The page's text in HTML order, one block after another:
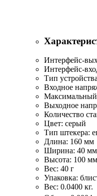
Интерфейс-
Интерфейс-
Тип
Входное
Выходное
Количество
Цвет: серый
Тип штекера:
Длина: 160 мм
Ширина: 40 мм
Высота: 100 мм
Вес: 40 г
Упаковка:
Вес: 0.0400 кг.